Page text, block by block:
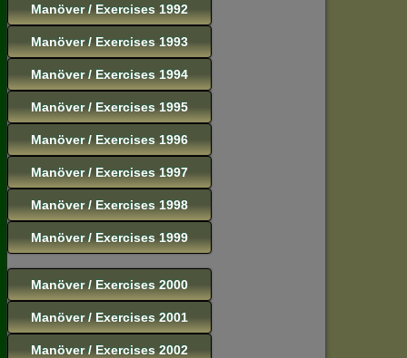
Manöver / Exercises 1992
Manöver / Exercises 1993
Manöver / Exercises 1994
Manöver / Exercises 1995
Manöver / Exercises 1996
Manöver / Exercises 1997
Manöver / Exercises 1998
Manöver / Exercises 1999
Manöver / Exercises 2000
Manöver / Exercises 2001
Manöver / Exercises 2002